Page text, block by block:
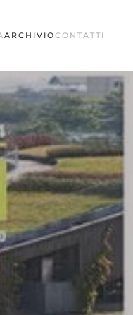
ARCHIVIOCONTATTI